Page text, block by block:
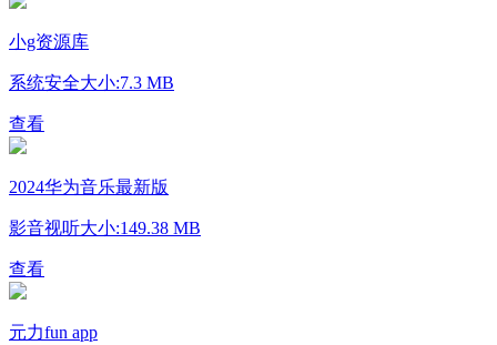
小g资源库
系统安全大小:7.3 MB
查看
2024华为音乐最新版
影音视听大小:149.38 MB
查看
元力fun app